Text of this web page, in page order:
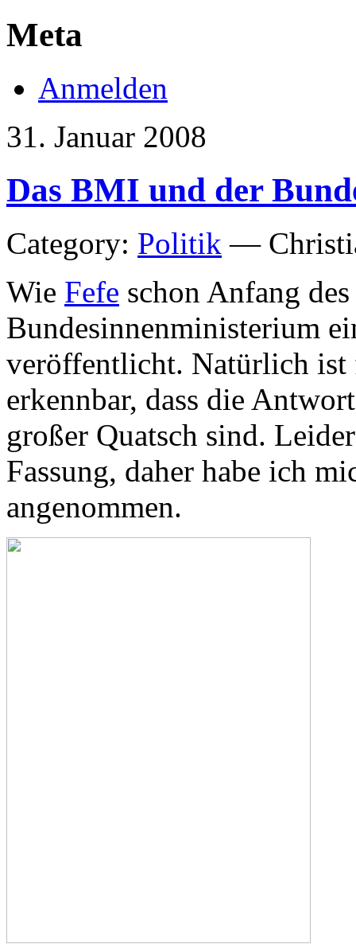
Meta
Anmelden
31. Januar 2008
Das BMI und der
Category: Politik —
Wie Fefe schon Anfang
Bundesinnenministerium
veröffentlicht. Natürlich
erkennbar, dass die
großer Quatsch sind.
Fassung, daher habe ich
angenommen.